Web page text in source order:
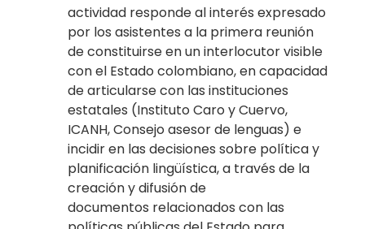
actividad responde alinterés expresado
por los asistentes a la primera reunión
de constituirse en un interlocutorvisible
con el Estado colombiano, en capacidad
de articularse con las instituciones
estatales (Instituto Caro y Cuervo,
ICANH, Consejo asesor de lenguas) e
incidir en las decisiones sobre política y
planificación lingüística, a través de la
creación y difusión de
documentos relacionados con las